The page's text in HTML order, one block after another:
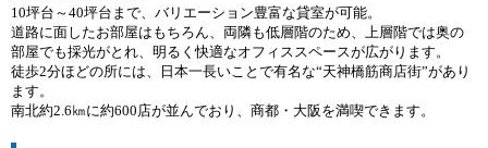
10坪台～40坪台まで、バリエーション豊富な貸室が可能。
道路に面したお部屋はもちろん、両隣も低層階のため、上層階では奥の
部屋でも採光がとれ、明るく快適なオフィススペースが広がります。
徒歩2分ほどの所には、日本一長いことで有名な“天神橋筋商店街”があり
ます。
南北約2.6㎞に約600店が並んでおり、商都・大阪を満喫できます。